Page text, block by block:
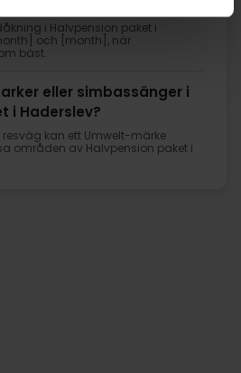
i Halvpension paket i
och [month], när
bäst.
eller simbassänger i
i Haderslev?
kan ett Umwelt-märke
områden av Halvpension paket i